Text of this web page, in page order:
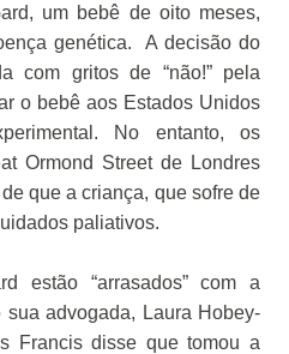
um bebê de oito meses,
genética.
A decisão do
com gritos de “não!” pela
o bebê aos Estados Unidos
No entanto, os
Ormond Street de Londres
que a criança, que sofre de
paliativos.
estão “arrasados” com a
advogada, Laura Hobey-
Francis disse que tomou a